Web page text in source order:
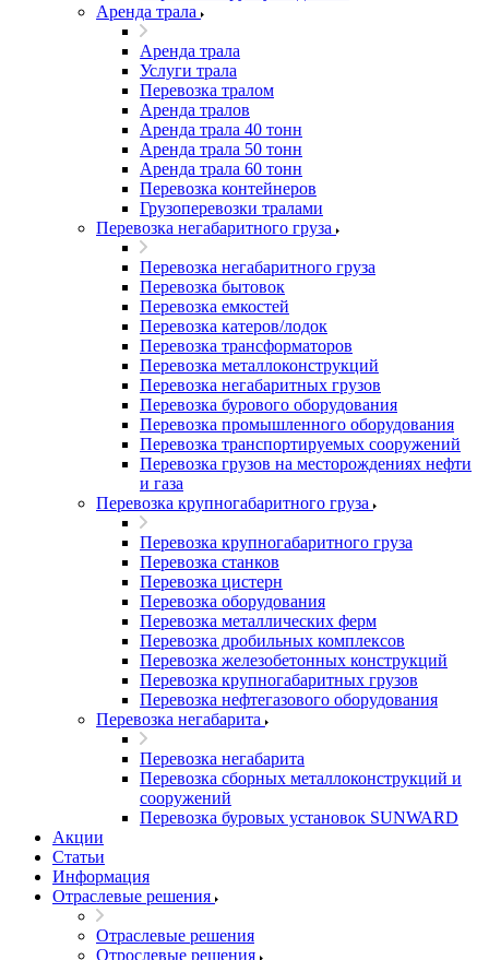
Аренда трала
Аренда трала
Услуги трала
Перевозка тралом
Аренда тралов
Аренда трала 40 тонн
Аренда трала 50 тонн
Аренда трала 60 тонн
Перевозка контейнеров
Грузоперевозки тралами
Перевозка негабаритного груза
Перевозка негабаритного груза
Перевозка бытовок
Перевозка емкостей
Перевозка катеров/лодок
Перевозка трансформаторов
Перевозка металлоконструкций
Перевозка негабаритных грузов
Перевозка бурового оборудования
Перевозка промышленного оборудования
Перевозка транспортируемых сооружений
Перевозка грузов на месторождениях нефти
и газа
Перевозка крупногабаритного груза
Перевозка крупногабаритного груза
Перевозка станков
Перевозка цистерн
Перевозка оборудования
Перевозка металлических ферм
Перевозка дробильных комплексов
Перевозка железобетонных конструкций
Перевозка крупногабаритных грузов
Перевозка нефтегазового оборудования
Перевозка негабарита
Перевозка негабарита
Перевозка сборных металлоконструкций и
сооружений
Перевозка буровых установок SUNWARD
Акции
Статьи
Информация
Отраслевые решения
Отраслевые решения
Отрослевые решения